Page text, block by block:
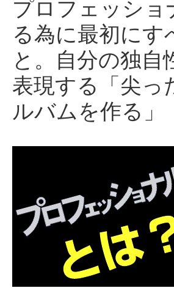
プロフェッショ
る為に最初にす
と。自分の独自
表現する「尖っ
ルバムを作る」